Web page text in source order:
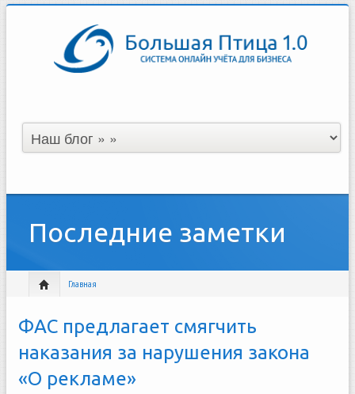
Последние заметки
Главная
ФАС предлагает смягчить
наказания за нарушения закона
«О рекламе»